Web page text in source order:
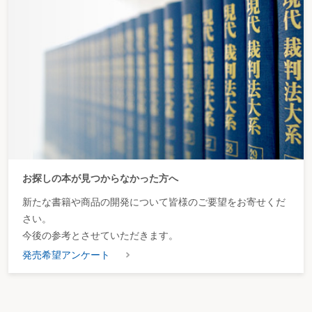
お探しの本が見つからなかった方へ
新たな書籍や商品の開発について皆様のご要望をお寄せくだ
さい。
今後の参考とさせていただきます。
発売希望アンケート